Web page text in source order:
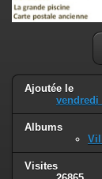
Ajoutée le
vendredi
Albums
Visites